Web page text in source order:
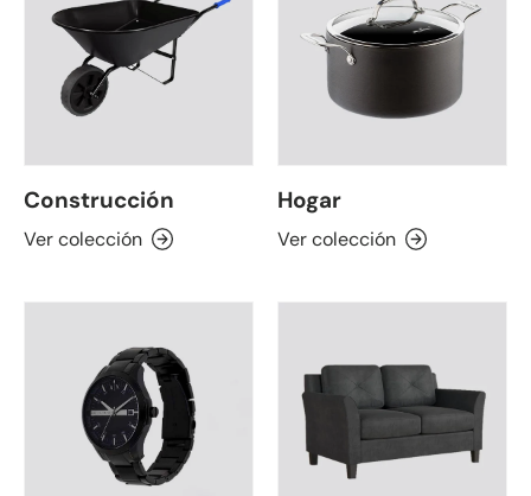
Construcción
Ver colección
Hogar
Ver colección